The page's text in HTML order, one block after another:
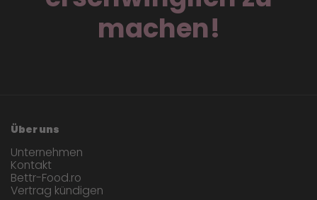
machen!
Über uns
Unternehmen
Kontakt
Bettr-Food.ro
Vertrag kündigen